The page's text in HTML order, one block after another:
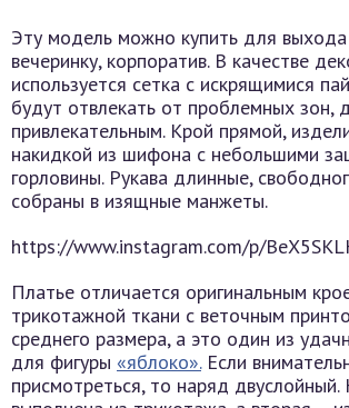
Эту модель можно купить для выхода
вечеринку, корпоратив. В качестве
используется сетка с искрящимися
будут отвлекать от проблемных зон,
привлекательным. Крой прямой,
накидкой из шифона с небольшими
горловины. Рукава длинные,
собраны в изящные манжеты.
https://www.instagram.com/p/
Платье отличается оригинальным
трикотажной ткани с веточным
среднего размера, а это один из
для фигуры «яблоко».Если
присмотреться, то наряд